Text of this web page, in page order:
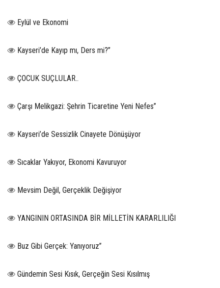
Eylül ve Ekonomi
Kayseri’de Kayıp mı, Ders mi?”
ÇOCUK SUÇLULAR..
Çarşı Melikgazi: Şehrin Ticaretine Yeni Nefes”
Kayseri’de Sessizlik Cinayete Dönüşüyor
Sıcaklar Yakıyor, Ekonomi Kavuruyor
Mevsim Değil, Gerçeklik Değişiyor
YANGININ ORTASINDA BİR MİLLETİN KARARLILIĞI
Buz Gibi Gerçek: Yanıyoruz”
Gündemin Sesi Kısık, Gerçeğin Sesi Kısılmış